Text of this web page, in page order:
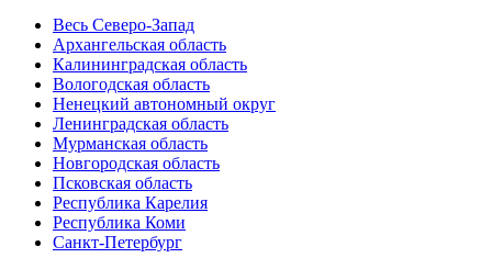
Весь Северо-Запад
Архангельская область
Калининградская область
Вологодская область
Ненецкий автономный округ
Ленинградская область
Мурманская область
Новгородская область
Псковская область
Республика Карелия
Республика Коми
Санкт-Петербург